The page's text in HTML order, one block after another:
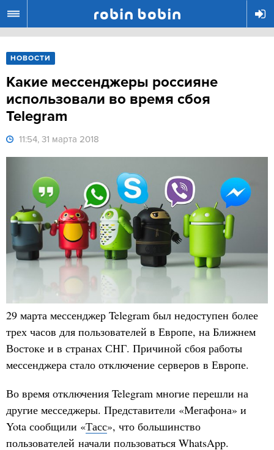
НОВОСТИ
Какие мессенджеры россияне
использовали во время сбоя
Telegram
11:54, 31 марта 2018
29 марта мессенджер Telegram был недоступен более
трех часов для пользователей в Европе, на Ближнем
Востоке и в странах СНГ. Причиной сбоя работы
мессенджера стало отключение серверов в Европе.
Во время отключения Telegram многие перешли на
другие месседжеры. Представители «Мегафона» и
Yota сообщили «Тасс», что большинство
пользователей начали пользоваться WhatsApp.